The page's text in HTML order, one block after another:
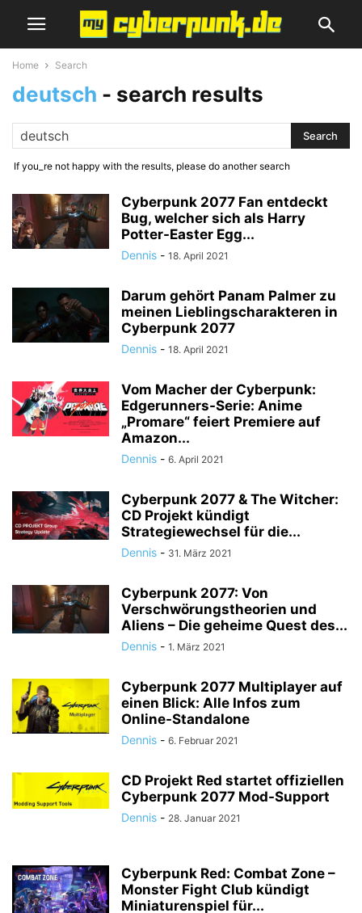
Home Search
deutsch - search results
If you_re not happy with the results, please do another search
Cyberpunk 2077 Fan entdeckt
Bug, welcher sich als Harry
Potter-Easter Egg...
Dennis - 18. April 2021
Darum gehört Panam Palmer zu
meinen Lieblingscharakteren in
Cyberpunk 2077
Dennis - 18. April 2021
Vom Macher der Cyberpunk:
Edgerunners-Serie: Anime
„Promare“ feiert Premiere auf
Amazon...
Dennis - 6. April 2021
Cyberpunk 2077 & The Witcher:
CD Projekt kündigt
Strategiewechsel für die...
Dennis - 31. März 2021
Cyberpunk 2077: Von
Verschwörungstheorien und
Aliens – Die geheime Quest des...
Dennis - 1. März 2021
Cyberpunk 2077 Multiplayer auf
einen Blick: Alle Infos zum
Online-Standalone
Dennis - 6. Februar 2021
CD Projekt Red startet offiziellen
Cyberpunk 2077 Mod-Support
Dennis - 28. Januar 2021
Cyberpunk Red: Combat Zone –
Monster Fight Club kündigt
Miniaturenspiel für...